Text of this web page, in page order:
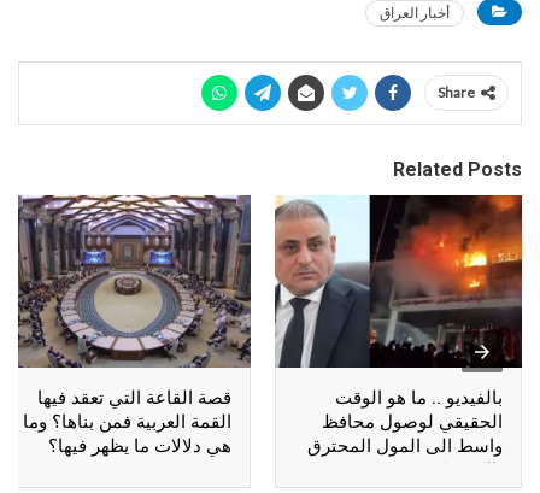
أخبار العراق
Share
Related Posts
بالفيديو .. ما هو الوقت
الحقيقي لوصول محافظ
واسط الى المول المحترق
قصة القاعة التي تعقد فيها
القمة العربية فمن بناها؟ وما
هي دلالات ما يظهر فيها؟